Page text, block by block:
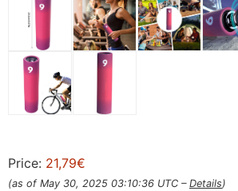
Price: 21,79€
(as of May 30, 2025 03:10:36 UTC – Details)